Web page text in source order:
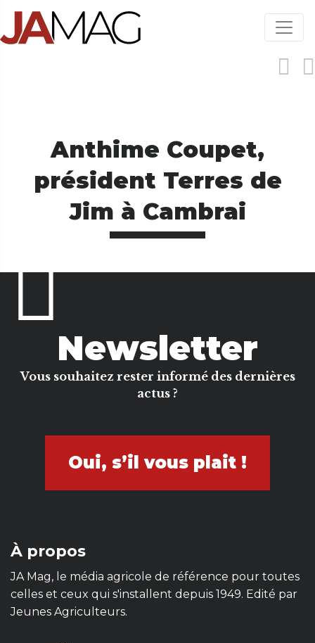
Aller
contenu
Anthime Coupet,
président Terres de
Jim à Cambrai
Newsletter
Vous souhaitez rester informé des dernières
actus ?
Oui, s’il vous plait !
À propos
JA Mag, le média agricole de référence pour toutes
celles et ceux qui s'installent depuis 1949. Edité par
Jeunes Agriculteurs.